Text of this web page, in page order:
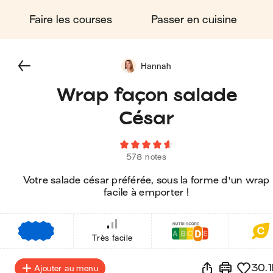
Faire les courses Passer en cuisine
Wrap façon salade
César
578 notes
Votre salade césar préférée, sous la forme d'un wrap
facile à emporter !
Hannah
Très facile
Ajouter au menu